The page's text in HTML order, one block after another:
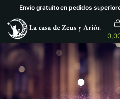
Envío gratuíto en pedidos